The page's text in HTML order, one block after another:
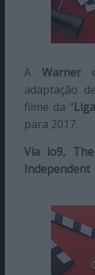
A Warner
adaptação
filme da “
para 2017.
Via io9,
Independent